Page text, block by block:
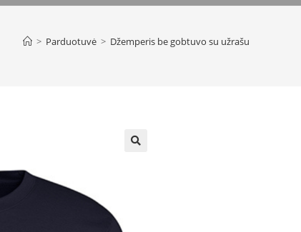
> Parduotuvė > Džemperis be gobtuvo su užrašu